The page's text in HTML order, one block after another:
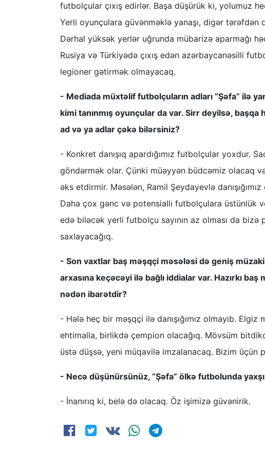
futbolçular çıxış edirlər. Başa düşürük ki, yolumuz
Yerli oyunçulara güvənməklə yanaşı, digər tərəfdən
Dərhal yüksək yerlər uğrunda mübarizə aparmağı
Rusiya və Türkiyədə çıxış edən azərbaycanəsilli
legioner gətirmək olmayacaq.
- Mediada müxtəlif futbolçuların adları “Şəfa” ilə
kimi tanınmış oyunçular da var. Sirr deyilsə, başqa
ad və ya adlar çəkə bilərsiniz?
- Konkret danışıq apardığımız futbolçular yoxdur.
göndərmək olar. Çünki müəyyən büdcəmiz olacaq
əks etdirmir. Məsələn, Ramil Şeydayevlə
Daha çox gənc və potensiallı futbolçulara üstünlük
edə biləcək yerli futbolçu sayının az olması da bizə
saxlayacağıq.
- Son vaxtlar baş məşqçi məsələsi də geniş
arxasına keçəcəyi ilə bağlı iddialar var. Hazırkı
nədən ibarətdir?
- Hələ heç bir məşqçi ilə danışığımız olmayıb.
ehtimalla, birlikdə çempion olacağıq. Mövsüm
üstə düşsə, yeni müqavilə imzalanacaq. Bizim
- Necə düşünürsünüz, “Şəfa” ölkə futbolunda
- İnanırıq ki, belə də olacaq. Öz işimizə güvənirik.